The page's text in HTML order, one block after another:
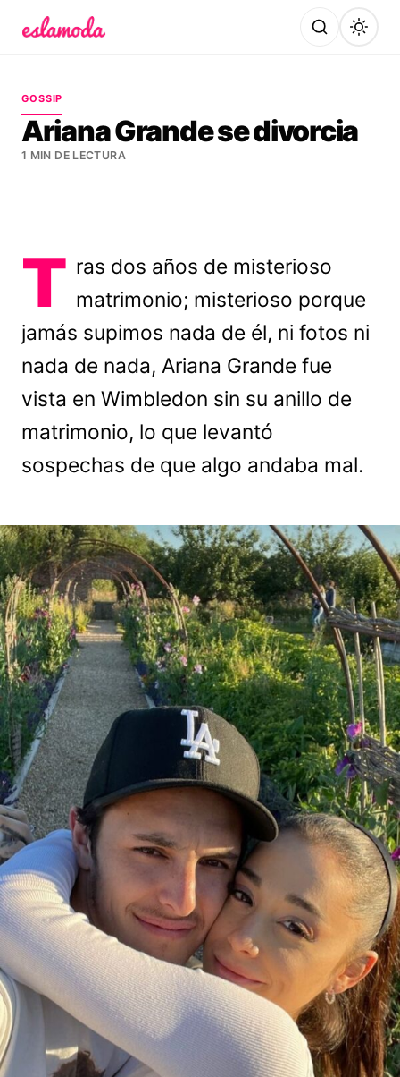
GOSSIP
Ariana Grande se divorcia
1 MIN DE LECTURA
T ras dos años de misterioso
matrimonio; misterioso porque
jamás supimos nada de él, ni fotos ni
nada de nada, Ariana Grande fue
vista en Wimbledon sin su anillo de
matrimonio, lo que levantó
sospechas de que algo andaba mal.